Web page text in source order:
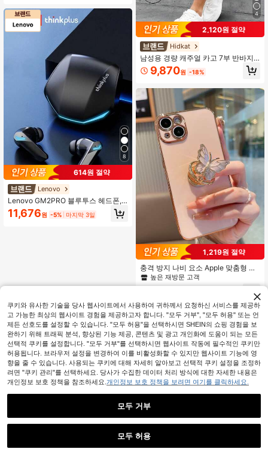
8
614원 절약
Lenovo
Lenovo GM2PRO 블루투스 헤드폰,
반ear 스타일, 저지연 이스포츠 게이
밍 모드, 스포츠 및 러닝에 적합, 고음
11,676원 -5% 마지막 3일
4
2,120원 절약
Hidkat
남성용 경량 캐주얼 카고 7부 반바지,
드로스트링 허리, 큰 주머니 및 레터
패치, 일상복 및 야외 활동을 위한 세
9,870원 -18%
1,219원 절약
충격 방지 나비 요소 Apple 맞춤형 전
기 도금 3D 라인스톤 레진 나비 폰 케
이스, 우아하고 고급스러운, IPhone11,
IPhone13, IPhone14, IPhone13 Pro
Max, IPhone14 Pro Max, IPhone15, I
Phone15 Pro, IPhone5 Pro Max, IPh
one16, IPhone16 Pro, IPhone16 Plu
s, IPhone16 Pro Max 방수 낙하 방지
스크래치 방지 생일 호환
높은 재방문 고객
쿠키와 유사한 기술을 당사 웹사이트에서 사용하여 귀하께서 요청하신 서비스를 제공하
고 가능한 최상의 웹사이트 경험을 제공하고자 합니다. "모두 거부", "모두 허용" 또는 언
제든 선호도를 설정할 수 있습니다. "모두 허용"을 선택하시면 SHEIN의 쇼핑 경험을 보
완하기 위해 트래픽 분석, 향상된 기능 제공, 콘텐츠 및 광고 개인화에 도움이 되는 모든
선택적 쿠키를 설정합니다. "모두 거부"를 선택하시면 웹사이트 작동에 필수적인 쿠키만
허용됩니다. 브라우저 설정을 변경하여 이를 비활성화할 수 있지만 웹사이트 기능에 영
향을 줄 수 있습니다. 사용되는 쿠키에 대해 자세히 알아보고 선택적 쿠키 설정을 조정하
려면 "쿠키 관리"를 선택하세요. 당사가 수집한 데이터 처리 방식에 대한 자세한 내용은
개인정보 보호 정책을 참조하세요. 개인정보 보호 정책을 보려면 여기를 클릭하세요.
모두 거부
모두 허용